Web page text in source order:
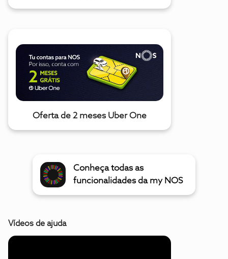
Oferta de 2 meses Uber One
Conheça todas as
funcionalidades da my NOS
Vídeos de ajuda